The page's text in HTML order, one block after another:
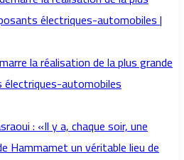
la réalisation de la plus grande
automobiles